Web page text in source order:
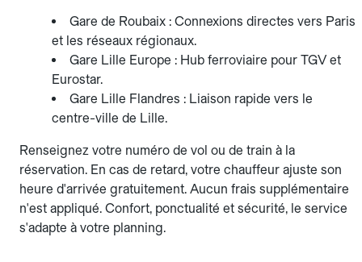
Gare de Roubaix : Connexions directes vers Paris
et les réseaux régionaux.
Gare Lille Europe : Hub ferroviaire pour TGV et
Eurostar.
Gare Lille Flandres : Liaison rapide vers le
centre-ville de Lille.
Renseignez votre numéro de vol ou de train à la
réservation. En cas de retard, votre chauffeur ajuste son
heure d'arrivée gratuitement. Aucun frais supplémentaire
n'est appliqué. Confort, ponctualité et sécurité, le service
s'adapte à votre planning.